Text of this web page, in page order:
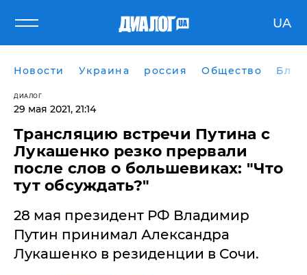
UA
Новости Украина россия Общество
ДИАЛОГ
29 мая 2021, 21:14
Трансляцию встречи Путина с
Лукашенко резко прервали
после слов о большевиках: "Что
тут обсуждать?"
28 мая президент РФ Владимир
Путин принимал Александра
Лукашенко в резиденции в Сочи.